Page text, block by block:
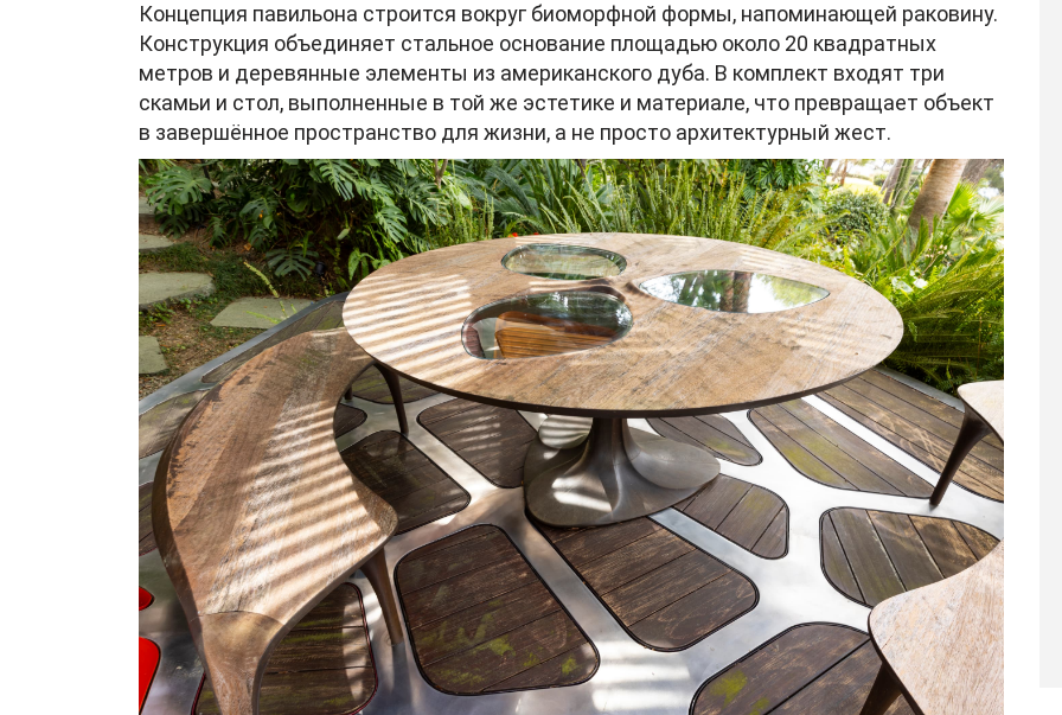
Концепция павильона строится вокруг биоморфной формы, напоминающей раковину.
Конструкция объединяет стальное основание площадью около 20 квадратных
метров и деревянные элементы из американского дуба. В комплект входят три
скамьи и стол, выполненные в той же эстетике и материале, что превращает объект
в завершённое пространство для жизни, а не просто архитектурный жест.